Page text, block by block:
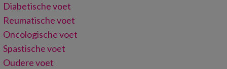
Diabetische voet
Reumatische voet
Oncologische voet
Spastische voet
Oudere voet